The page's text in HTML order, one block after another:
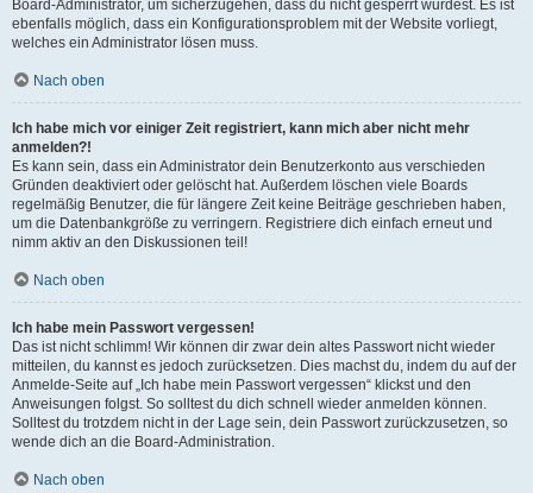
Board-Administrator, um sicherzugehen, dass du nicht gesperrt wurdest. Es ist
ebenfalls möglich, dass ein Konfigurationsproblem mit der Website vorliegt,
welches ein Administrator lösen muss.
Nach oben
Ich habe mich vor einiger Zeit registriert, kann mich aber nicht mehr
anmelden?!
Es kann sein, dass ein Administrator dein Benutzerkonto aus verschieden
Gründen deaktiviert oder gelöscht hat. Außerdem löschen viele Boards
regelmäßig Benutzer, die für längere Zeit keine Beiträge geschrieben haben,
um die Datenbankgröße zu verringern. Registriere dich einfach erneut und
nimm aktiv an den Diskussionen teil!
Nach oben
Ich habe mein Passwort vergessen!
Das ist nicht schlimm! Wir können dir zwar dein altes Passwort nicht wieder
mitteilen, du kannst es jedoch zurücksetzen. Dies machst du, indem du auf der
Anmelde-Seite auf „Ich habe mein Passwort vergessen“ klickst und den
Anweisungen folgst. So solltest du dich schnell wieder anmelden können.
Solltest du trotzdem nicht in der Lage sein, dein Passwort zurückzusetzen, so
wende dich an die Board-Administration.
Nach oben